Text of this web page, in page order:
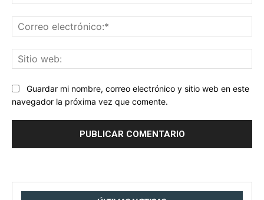
Guardar mi nombre, correo electrónico y sitio web en este
navegador la próxima vez que comente.